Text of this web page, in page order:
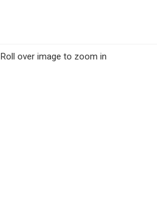
Roll over image to zoom in